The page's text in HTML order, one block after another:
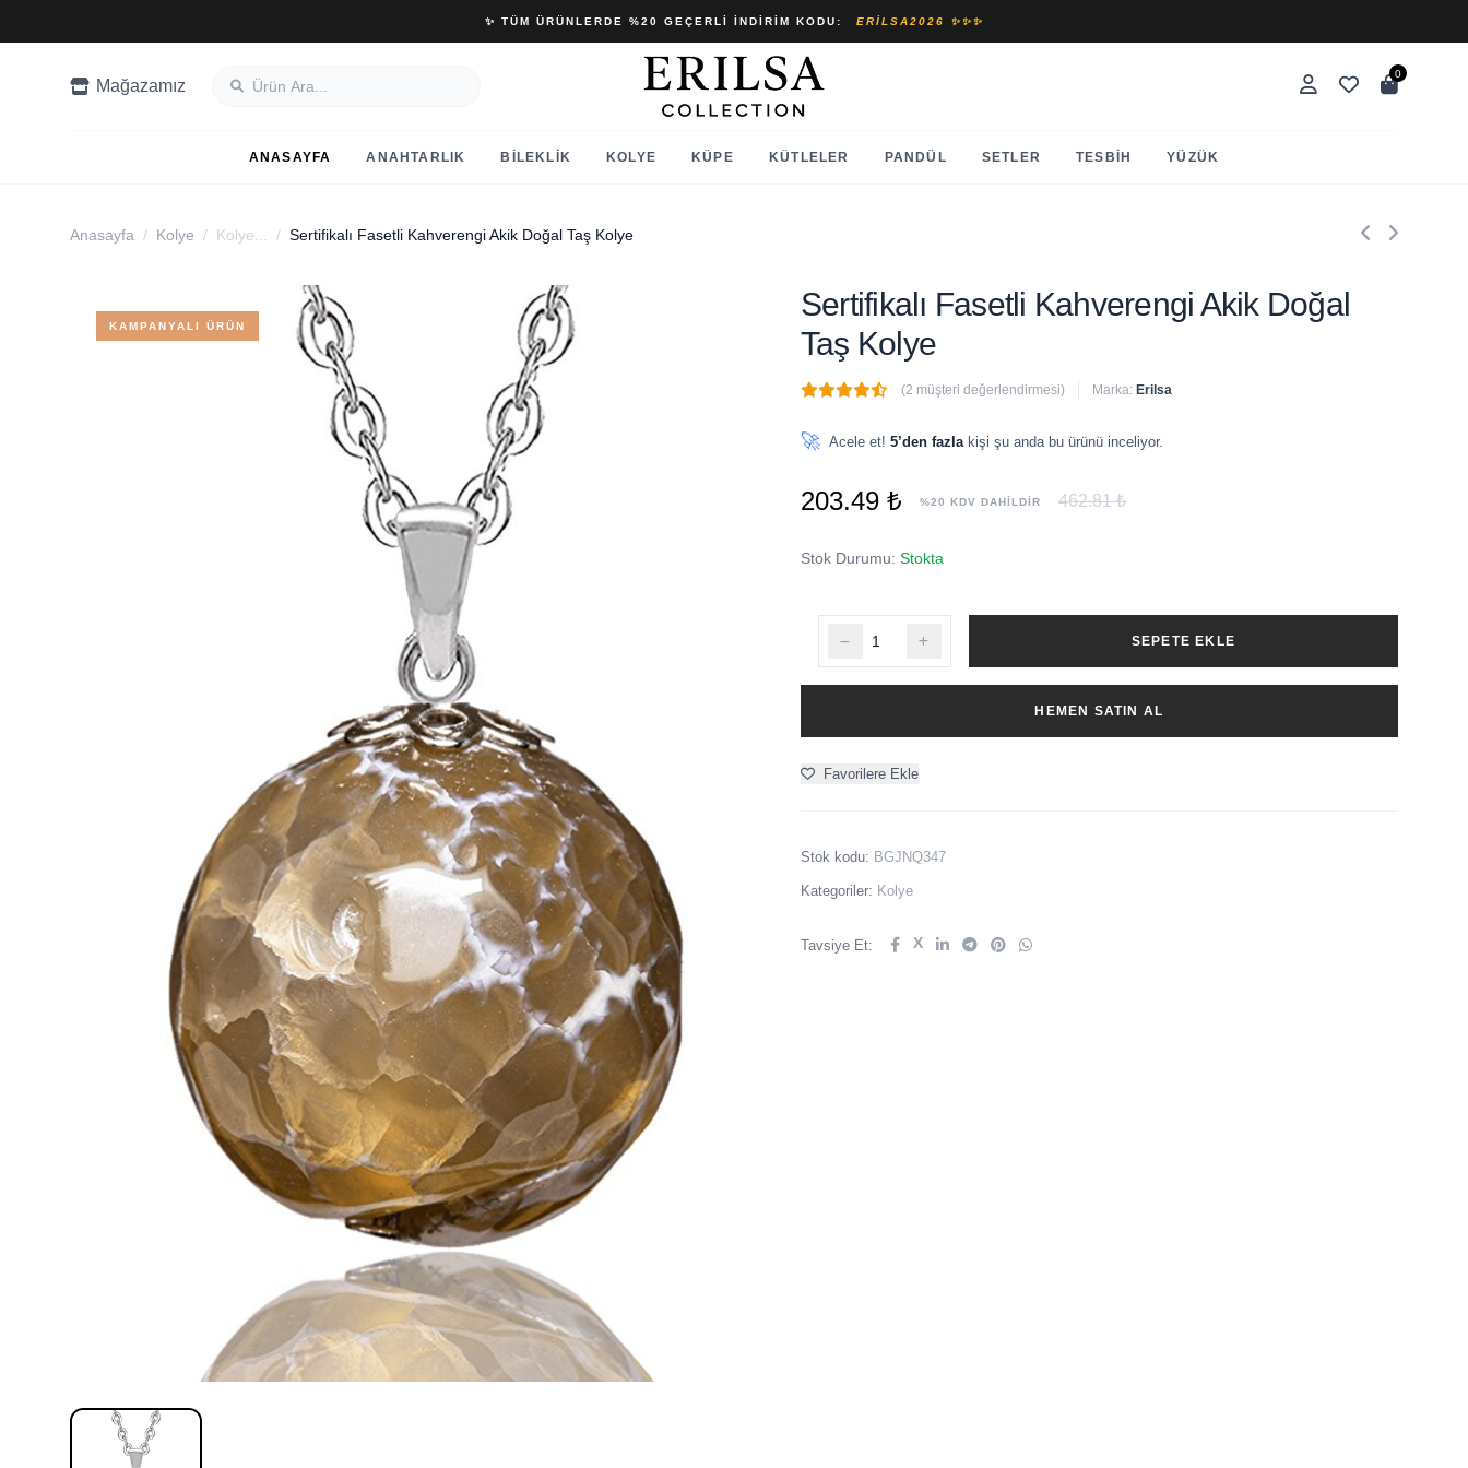
✨ TÜM ÜRÜNLERDE %20 GEÇERLI İNDIRIM KODU: ERILSA2026 ✨✨✨
Mağazamız
0
ANASAYFA ANAHTARLIK BILEKLIK KOLYE KÜPE KÜTLELER PANDÜL SETLER TESBIH YÜZÜK
Anasayfa / Kolye / Kolye... / Sertifikalı Fasetli Kahverengi Akik Doğal Taş Kolye
KAMPANYALI ÜRÜN
Sertifikalı Fasetli Kahverengi Akik Doğal
Taş Kolye
(2 müşteri değerlendirmesi) Marka: Erilsa
🚀 Acele et! 5’den fazlakişi şu anda bu ürünü inceliyor.
203.49 ₺ %20 KDV DAHİLDİR 462.81 ₺
Stok Durumu: Stokta
SEPETE EKLE
HEMEN SATIN AL
Favorilere Ekle
Stok kodu: BGJNQ347
Kategoriler: Kolye
Tavsiye Et: X